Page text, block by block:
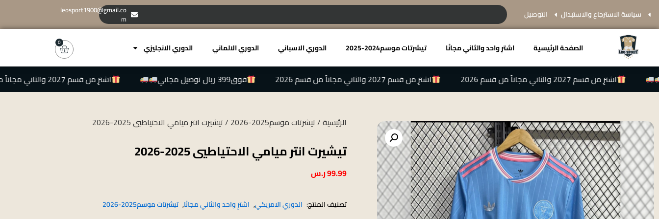
سياسة الاسترجاع والاستبدال التوصيل leosport1900@gmail.co
m
الصفحة الرئيسية اشترِ واحد والثاني مجانًا تيشرتات موسم2024-2025 الدوري الاسباني الدوري الالماني الدوري الانجليزي 0
اشترِ من قسم 2027 والثاني مجاناً من قسم 2026 فوق399 ريال توصيل مجاني اشترِ من قسم 2027 والثاني مجاناً من قسم 2026 اشترِ من قسم 2027 والثاني مجاناً من قسم 2026
الرئيسية/تيشرتات موسم2025-2026 / تيشيرت انتر ميامي الاحتياطيي 2025-2026
تيشيرت انتر ميامي الاحتياطيي 2025-2026
99.99ر.س
تصنيف المنتج: الدوري الامريكي, اشترِ واحد والثاني مجانًا, تيشرتات موسم2025-2026